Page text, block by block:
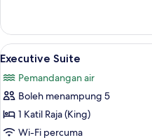
(King)
dengan
Katil
Sofa,
Bay
View
Suite,
Katil
(King)
dengan
Sofa,
Bay
Lihat
semua
foto
untuk
Executive
Suite
1
Executive Suite
Pemandangan air
Boleh menampung 5
1 Katil Raja (King)
Wi-Fi percuma